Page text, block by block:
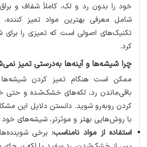
خود را بدون رد و لک، کاملاً شفاف و
شامل معرفی بهترین مواد تمیز کننده،
تکنیک‌های اصولی است که تمیزی را برای
کرد.
چرا شیشه‌ها و آینه‌ها به‌درستی تمیز
ممکن است هنگام تمیز کردن
باقی‌ماندن رد، لکه‌های خشک‌شده و حتی
کردن روبه‌رو شوید. دانستن دلایل این
با روش‌هایی بهتر و موثرتر، شیشه‌های خود
استفاده از مواد نامناسب: برخی